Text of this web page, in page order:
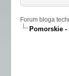
Forum bloga
Pomorskie